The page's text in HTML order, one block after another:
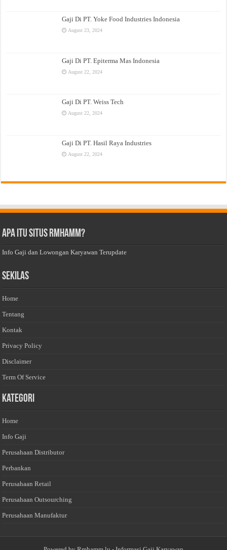
Gaji Di PT. Yoke Food Industries Indonesia
August 23, 2024
Gaji Di PT. Epiterma Mas Indonesia
August 22, 2024
Gaji Di PT. Weiss Tech
August 22, 2024
Gaji Di PT. Hasil Raya Industries
August 22, 2024
Apa Itu Situs Rmhamm?
Info Gaji dan Lowongan Karyawan Terupdate
Sekilas
Home
Tentang
Kontak
Privacy Policy
Disclaimer
Term Of Service
Kategori
Home
Info Gaji
Perusahaan Distributor
Perbankan
Perusahaan Retail
Perusahaan Outsourching
Perusahaan Manufaktur